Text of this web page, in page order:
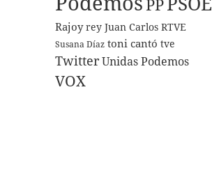
PP
Rajoy rey Juan Carlos RTVE
Susana Díaz toni cantó tve
TwitterUnidas Podemos
VOX